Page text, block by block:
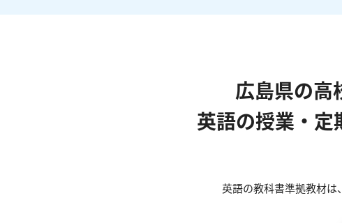
広島県の高
英語の授業・定
英語の教科書準拠教材は